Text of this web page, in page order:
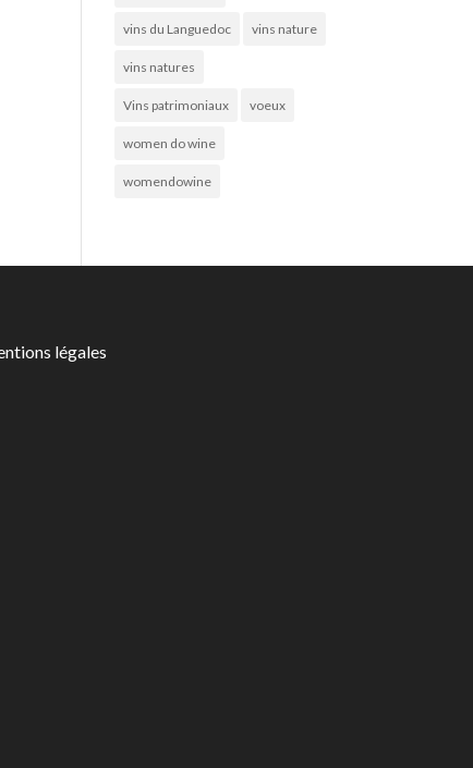
vins du Languedoc vins nature
vins natures
Vins patrimoniaux voeux
women do wine
womendowine
légales